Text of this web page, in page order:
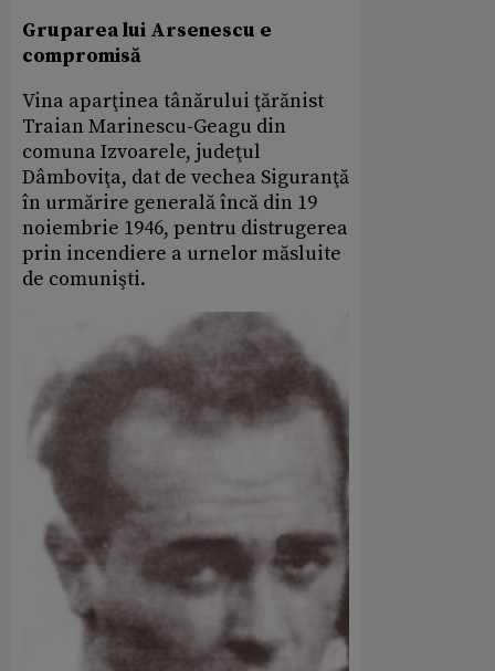
Gruparea lui Arsenescu e
compromisă
Vina aparţinea tânărului ţărănist
Traian Marinescu-Geagu din
comuna Izvoarele, judeţul
Dâmboviţa, dat de vechea Siguranţă
în urmărire generală încă din 19
noiembrie 1946, pentru distrugerea
prin incendiere a urnelor măsluite
de comunişti.